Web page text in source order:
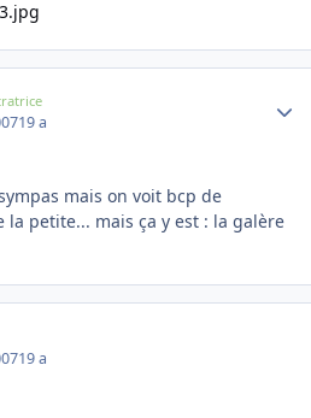
19 a
mais on voit bcp de
la petite... mais ça y est : la galère
19 a